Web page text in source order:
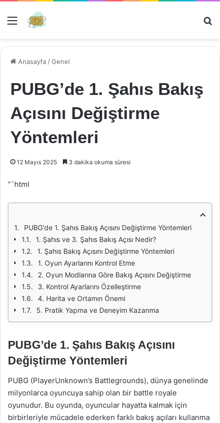
Menü
Anasayfa /Genel
PUBG’de 1. Şahıs Bakış
Açısını Değiştirme
Yöntemleri
12 Mayıs 2025 3 dakika okuma süresi
“`html
PUBG'de 1. Şahıs Bakış Açısını Değiştirme Yöntemleri
1. Şahıs ve 3. Şahıs Bakış Açısı Nedir?
1. Şahıs Bakış Açısını Değiştirme Yöntemleri
1. Oyun Ayarlarını Kontrol Etme
2. Oyun Modlarına Göre Bakış Açısını Değiştirme
3. Kontrol Ayarlarını Özelleştirme
4. Harita ve Ortamın Önemi
5. Pratik Yapma ve Deneyim Kazanma
PUBG’de 1. Şahıs Bakış Açısını
Değiştirme Yöntemleri
PUBG (PlayerUnknown’s Battlegrounds), dünya genelinde
milyonlarca oyuncuya sahip olan bir battle royale
oyunudur. Bu oyunda, oyuncular hayatta kalmak için
birbirleriyle mücadele ederken farklı bakış açıları kullanma